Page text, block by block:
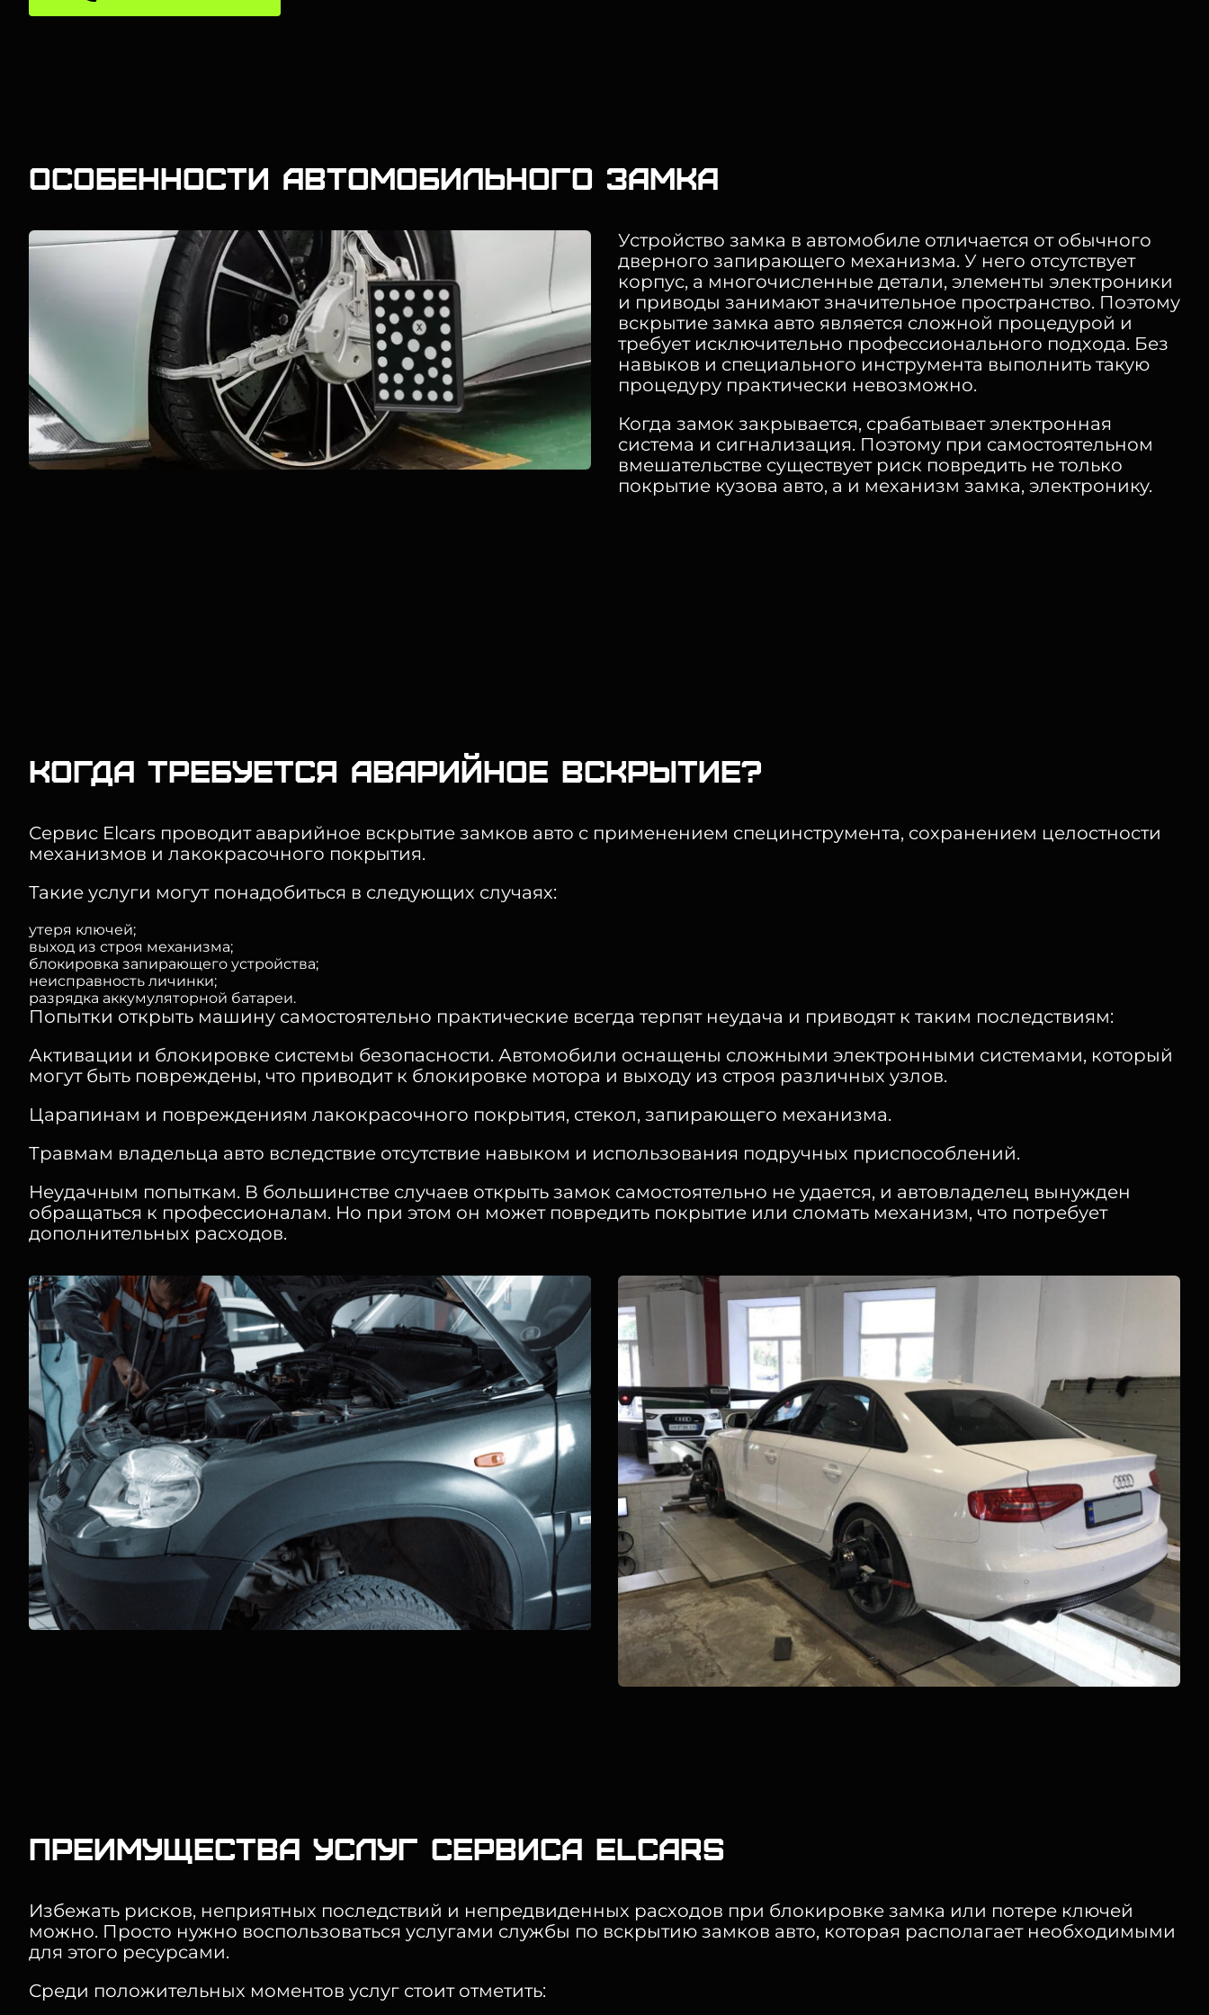
Особенности автомобильного замка
Устройство замка в автомобиле отличается от обычного
дверного запирающего механизма. У него отсутствует
корпус, а многочисленные детали, элементы электроники
и приводы занимают значительное пространство. Поэтому
вскрытие замка авто является сложной процедурой и
требует исключительно профессионального подхода. Без
навыков и специального инструмента выполнить такую
процедуру практически невозможно.
Когда замок закрывается, срабатывает электронная
система и сигнализация. Поэтому при самостоятельном
вмешательстве существует риск повредить не только
покрытие кузова авто, а и механизм замка, электронику.
Когда требуется аварийное вскрытие?
Сервис Elcars проводит аварийное вскрытие замков авто с применением специнструмента, сохранением целостности
механизмов и лакокрасочного покрытия.
Такие услуги могут понадобиться в следующих случаях:
утеря ключей;
выход из строя механизма;
блокировка запирающего устройства;
неисправность личинки;
разрядка аккумуляторной батареи.
Попытки открыть машину самостоятельно практические всегда терпят неудача и приводят к таким последствиям:
Активации и блокировке системы безопасности. Автомобили оснащены сложными электронными системами, который
могут быть повреждены, что приводит к блокировке мотора и выходу из строя различных узлов.
Царапинам и повреждениям лакокрасочного покрытия, стекол, запирающего механизма.
Травмам владельца авто вследствие отсутствие навыком и использования подручных приспособлений.
Неудачным попыткам. В большинстве случаев открыть замок самостоятельно не удается, и автовладелец вынужден
обращаться к профессионалам. Но при этом он может повредить покрытие или сломать механизм, что потребует
дополнительных расходов.
Преимущества услуг сервиса Elcars
Избежать рисков, неприятных последствий и непредвиденных расходов при блокировке замка или потере ключей
можно. Просто нужно воспользоваться услугами службы по вскрытию замков авто, которая располагает необходимыми
для этого ресурсами.
Среди положительных моментов услуг стоит отметить: